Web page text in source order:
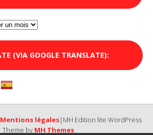
(VIA GOOGLE TRANSLATE):
Mentions légales|MH Edition lite WordPress
Theme by MH Themes